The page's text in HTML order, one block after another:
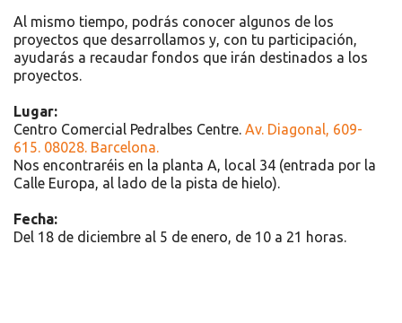
Al mismo tiempo, podrás conocer algunos de los
proyectos que desarrollamos y, con tu participación,
ayudarás a recaudar fondos que irán destinados a los
proyectos.
Lugar:
Centro Comercial Pedralbes Centre. Av. Diagonal, 609-
615. 08028. Barcelona.
Nos encontraréis en la planta A, local 34 (entrada por la
Calle Europa, al lado de la pista de hielo).
Fecha:
Del 18 de diciembre al 5 de enero, de 10 a 21 horas.